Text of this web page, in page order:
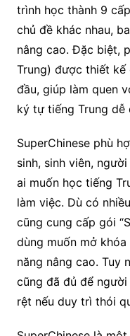
trình học thành 9
chủ đề khác nhau,
nâng cao. Đặc biệt,
Trung) được thiết
đầu, giúp làm quen
ký tự tiếng Trung dễ
SuperChinese phù
sinh, sinh viên,
ai muốn học tiếng
làm việc. Dù có
cũng cung cấp gói
dùng muốn mở
năng nâng cao. Tuy
cũng đã đủ để
rệt nếu duy trì thói